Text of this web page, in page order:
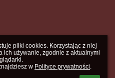
pliki cookies. Korzystając z niej
ich używanie, zgodnie z aktualnymi
w Polityce prywatności.